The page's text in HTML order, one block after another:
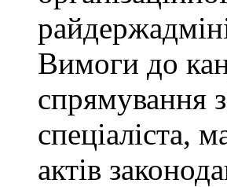
Вимоги до
спрямування
спеціаліста,
актів